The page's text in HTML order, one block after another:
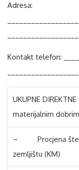
Adresa:
Kontakt telefon:
UKUPNE
materijalnim
– Procjena štete
zemljištu (KM)